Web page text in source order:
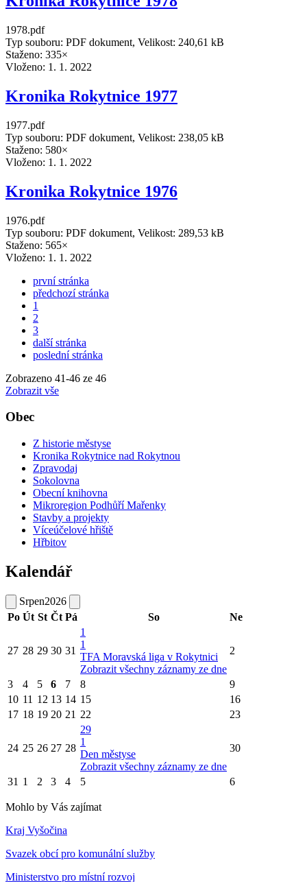
1978.pdf
Typ souboru: PDF dokument, Velikost: 240,61 kB
Staženo: 335×
Vloženo: 1. 1. 2022
Kronika Rokytnice 1977
1977.pdf
Typ souboru: PDF dokument, Velikost: 238,05 kB
Staženo: 580×
Vloženo: 1. 1. 2022
Kronika Rokytnice 1976
1976.pdf
Typ souboru: PDF dokument, Velikost: 289,53 kB
Staženo: 565×
Vloženo: 1. 1. 2022
první stránka
předchozí stránka
1
2
3
další stránka
poslední stránka
Zobrazeno 41-46 ze 46
Zobrazit vše
Obec
Z historie městyse
Kronika Rokytnice nad Rokytnou
Zpravodaj
Sokolovna
Obecní knihovna
Mikroregion Podhůří Mařenky
Stavby a projekty
Víceúčelové hřiště
Hřbitov
Kalendář
Srpen2026
Po Út St Čt Pá So Ne
27 28 29 30 31
1
1
TFA Moravská liga v Rokytnici
Zobrazit všechny záznamy ze dne
2
3 4 5 6 7 8
9
10 11 12 13 14 15
16
17 18 19 20 21 22 23
24 25 26 27 28
29
1
Den městyse
Zobrazit všechny záznamy ze dne
30
31 1 2 3 4 5 6
Mohlo by Vás zajímat
Kraj Vyšočina
Svazek obcí pro komunální služby
Ministerstvo pro místní rozvoj